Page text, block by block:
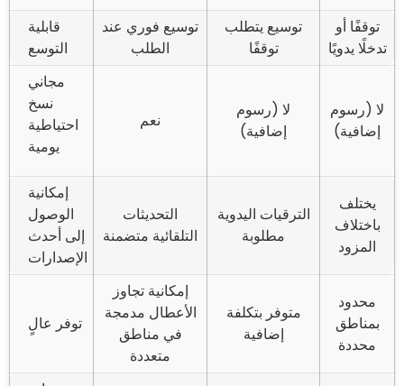
قابلية
التوسع
توسيع فوري عند
الطلب
توسيع يتطلب
توقفًا
توقفًا أو
تدخلًا يدويًا
مجاني
نسخ
احتياطية
يومية
نعم
لا (رسوم
إضافية)
لا (رسوم
إضافية)
إمكانية
الوصول
إلى أحدث
الإصدارات
التحديثات
التلقائية متضمنة
الترقيات اليدوية
مطلوبة
يختلف
باختلاف
المزود
توفر عالٍ
إمكانية تجاوز
الأعطال مدمجة
في مناطق
متعددة
متوفر بتكلفة
إضافية
محدود
بمناطق
محددة